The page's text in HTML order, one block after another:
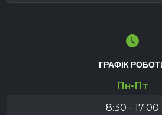
ГРАФІК
Пн-Пт
8:30 - 17:00